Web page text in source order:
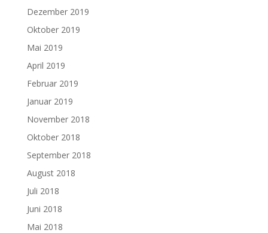
Dezember 2019
Oktober 2019
Mai 2019
April 2019
Februar 2019
Januar 2019
November 2018
Oktober 2018
September 2018
August 2018
Juli 2018
Juni 2018
Mai 2018